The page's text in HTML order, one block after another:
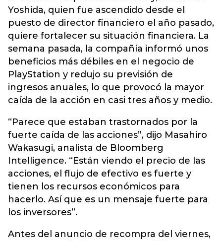
Yoshida, quien fue ascendido desde el
puesto de director financiero el año pasado,
quiere fortalecer su situación financiera. La
semana pasada, la compañía informó unos
beneficios más débiles en el negocio de
PlayStation y redujo su previsión de
ingresos anuales, lo que provocó la mayor
caída de la acción en casi tres años y medio.
“Parece que estaban trastornados por la
fuerte caída de las acciones”, dijo Masahiro
Wakasugi, analista de Bloomberg
Intelligence. “Están viendo el precio de las
acciones, el flujo de efectivo es fuerte y
tienen los recursos económicos para
hacerlo. Así que es un mensaje fuerte para
los inversores”.
Antes del anuncio de recompra del viernes,